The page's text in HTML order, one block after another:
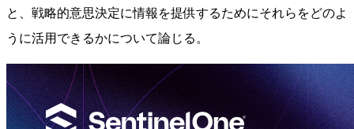
と、戦略的意思決定に情報を提供するためにそれらをどのよ
うに活用できるかについて論じる。